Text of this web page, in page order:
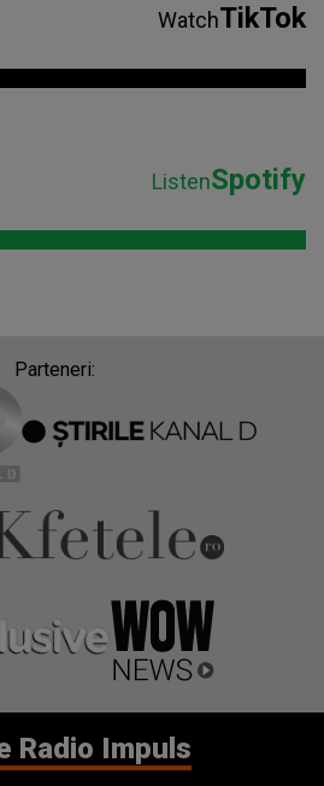
WatchTikTok
ListenSpotify
Parteneri:
Radio Impuls